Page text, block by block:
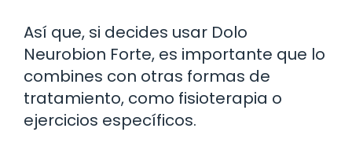
Así que, si decides usar Dolo
Neurobion Forte, es importante que lo
combines con otras formas de
tratamiento, como fisioterapia o
ejercicios específicos.